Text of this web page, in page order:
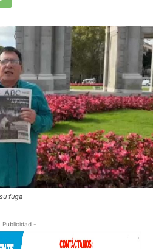
fuga
Publicidad -